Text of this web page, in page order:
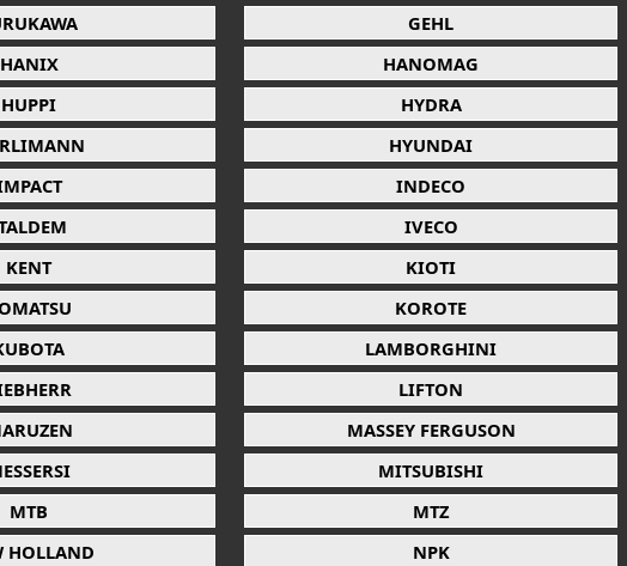
GEHL
HANIX
HANOMAG
HUPPI
HYDRA
HYUNDAI
INDECO
IVECO
KENT
KIOTI
KOROTE
LAMBORGHINI
LIFTON
MASSEY FERGUSON
MITSUBISHI
MTB
MTZ
HOLLAND
NPK